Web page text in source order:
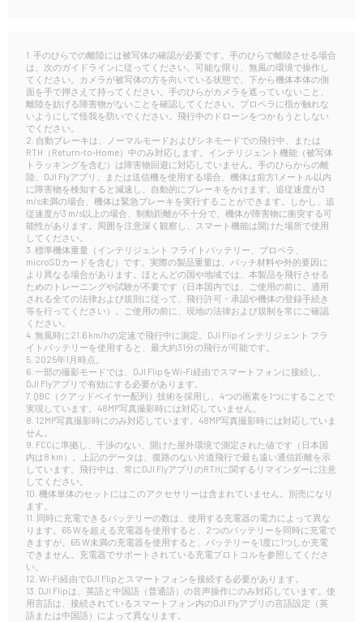
1. 手のひらでの離陸には被写体の確認が必要です。手のひらで離陸させる場合
は、次のガイドラインに従ってください。可能な限り、無風の環境で操作し
てください。カメラが被写体の方を向いている状態で、下から機体本体の側
面を手で押さえて持ってください。手のひらがカメラを遮っていないこと、
離陸を妨げる障害物がないことを確認してください。プロペラに指が触れな
いようにして怪我を防いでください。飛行中のドローンをつかもうとしない
でください。
2. 自動ブレーキは、ノーマルモードおよびシネモードでの飛行中、または
RTH（Return-to-Home）中のみ対応します。インテリジェント機能（被写体
トラッキングを含む）は障害物回避に対応していません。手のひらからの離
陸、DJI Flyアプリ、または送信機を使用する場合、機体は前方1メートル以内
に障害物を検知すると減速し、自動的にブレーキをかけます。追従速度が3
m/s未満の場合、機体は緊急ブレーキを実行することができます。しかし、追
従速度が3 m/s以上の場合、制動距離が不十分で、機体が障害物に衝突する可
能性があります。周囲を注意深く観察し、スマート機能は開けた場所で使用
してください。
3. 標準機体重量（インテリジェント フライトバッテリー、プロペラ、
microSDカードを含む）です。実際の製品重量は、バッチ材料や外的要因に
より異なる場合があります。ほとんどの国や地域では、本製品を飛行させる
ためのトレーニングや試験が不要です（日本国内では、ご使用の前に、適用
される全ての法律および規則に従って、飛行許可・承認や機体の登録手続き
等を行ってください）。ご使用の前に、現地の法律および規制を常にご確認
ください。
4. 無風時に21.6 km/hの定速で飛行中に測定。DJI Flipインテリジェント フラ
イトバッテリーを使用すると、最大約31分の飛行が可能です。
5. 2025年1月時点。
6. 一部の撮影モードでは、DJI FlipをWi-Fi経由でスマートフォンに接続し、
DJI Flyアプリで有効にする必要があります。
7. QBC（クアッドベイヤー配列）技術を採用し、4つの画素を1つにすることで
実現しています。48MP写真撮影時には対応していません。
8. 12MP写真撮影時にのみ対応しています。48MP写真撮影時には対応していま
せん。
9. FCCに準拠し、干渉のない、開けた屋外環境で測定された値です（日本国
内は8 km）。上記のデータは、復路のない片道飛行で最も遠い通信距離を示
しています。飛行中は、常にDJI FlyアプリのRTHに関するリマインダーに注意
してください。
10. 機体単体のセットにはこのアクセサリーは含まれていません。別売になり
ます。
11. 同時に充電できるバッテリーの数は、使用する充電器の電力によって異な
ります。65 Wを超える充電器を使用すると、2つのバッテリーを同時に充電で
きますが、65 W未満の充電器を使用すると、バッテリーを1度に1つしか充電
できません。充電器でサポートされている充電プロトコルを参照してくださ
い。
12. Wi-Fi経由でDJI Flipとスマートフォンを接続する必要があります。
13. DJI Flipは、英語と中国語（普通語）の音声操作にのみ対応しています。使
用言語は、接続されているスマートフォン内のDJI Flyアプリの言語設定（英
語または中国語）によって異なります。